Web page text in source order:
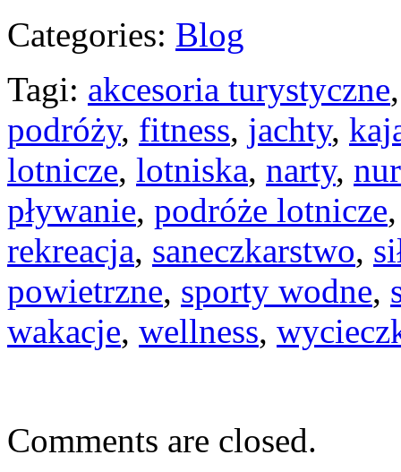
Categories: Blog
Tagi: akcesoria turystyczne
podróży, fitness, jachty,
lotnicze, lotniska, narty,
pływanie, podróże lotnicze
rekreacja, saneczkarstwo,
powietrzne, sporty wodne,
wakacje, wellness,
Comments are closed.